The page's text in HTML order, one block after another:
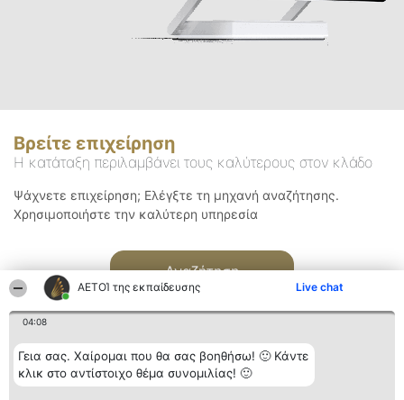
ΑΕΤΟΊ της εκπαίδευσης Live chat
04:08
Γεια σας. Χαίρομαι που θα σας βοηθήσω! 🙂 Κάντε
κλικ στο αντίστοιχο θέμα συνομιλίας! 🙂
Βρείτε επιχείρηση
Η κατάταξη περιλαμβάνει τους καλύτερους στον κλάδο
Ψάχνετε επιχείρηση; Ελέγξτε τη μηχανή αναζήτησης.
Χρησιμοποιήστε την καλύτερη υπηρεσία
Αναζήτηση